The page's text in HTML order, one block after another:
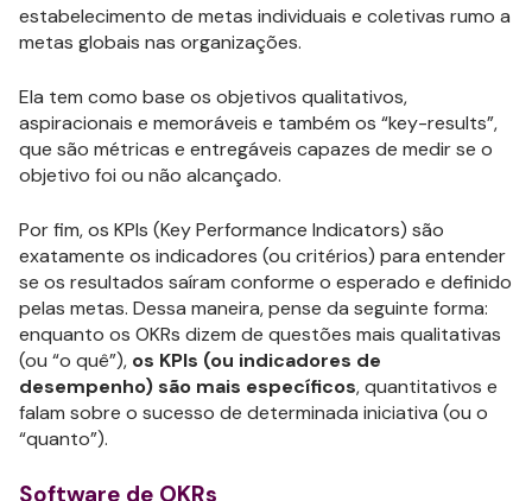
estabelecimento de metas individuais e coletivas rumo a
metas globais nas organizações.
Ela tem como base os objetivos qualitativos,
aspiracionais e memoráveis e também os “key-results”,
que são métricas e entregáveis capazes de medir se o
objetivo foi ou não alcançado.
Por fim, os KPIs (Key Performance Indicators) são
exatamente os indicadores (ou critérios) para entender
se os resultados saíram conforme o esperado e definido
pelas metas. Dessa maneira, pense da seguinte forma:
enquanto os OKRs dizem de questões mais qualitativas
(ou “o quê”), os KPIs (ou indicadores de
desempenho) são mais específicos, quantitativos e
falam sobre o sucesso de determinada iniciativa (ou o
“quanto”).
Software de OKRs